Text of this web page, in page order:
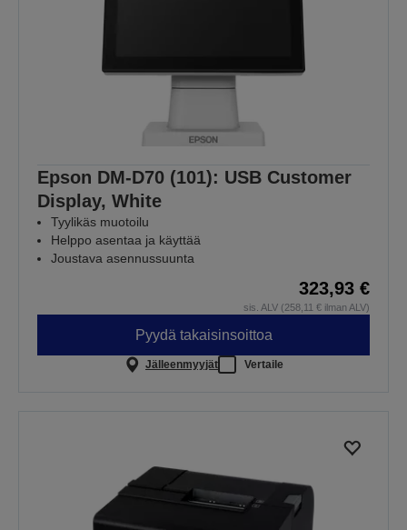
Epson DM-D70 (101): USB Customer
Display, White
Tyylikäs muotoilu
Helppo asentaa ja käyttää
Joustava asennussuunta
323,93 €
sis. ALV (258,11 € ilman ALV)
Pyydä takaisinsoittoa
Jälleenmyyjät Vertaile